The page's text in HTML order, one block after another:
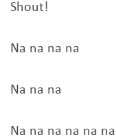
Shout!
Na na na na
Na na na
Na na na na na na